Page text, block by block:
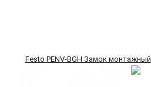
Festo PENV-BGH Замок монтажный